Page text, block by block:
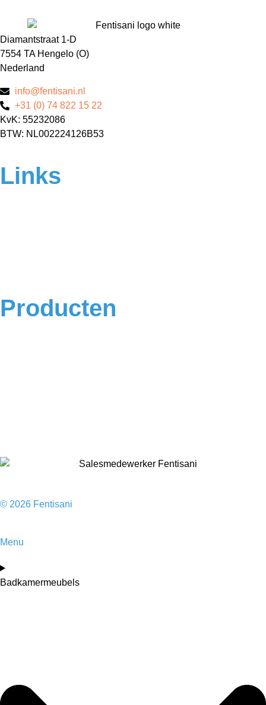
Diamantstraat 1-D
7554 TA Hengelo (O)
Nederland
info@fentisani.nl
+31 (0) 74 822 15 22
KvK: 55232086
BTW: NL002224126B53
Links
Producten
© 2026 Fentisani
Menu
Badkamermeubels